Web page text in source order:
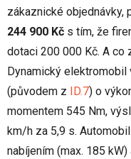
zákaznické objednávky,
244 900 Kč s tím, že
dotaci 200 000 Kč. A co
Dynamický
(původem z ID.7) o
momentem 545 Nm,
km/h za 5,9 s.
nabíjením (max. 185